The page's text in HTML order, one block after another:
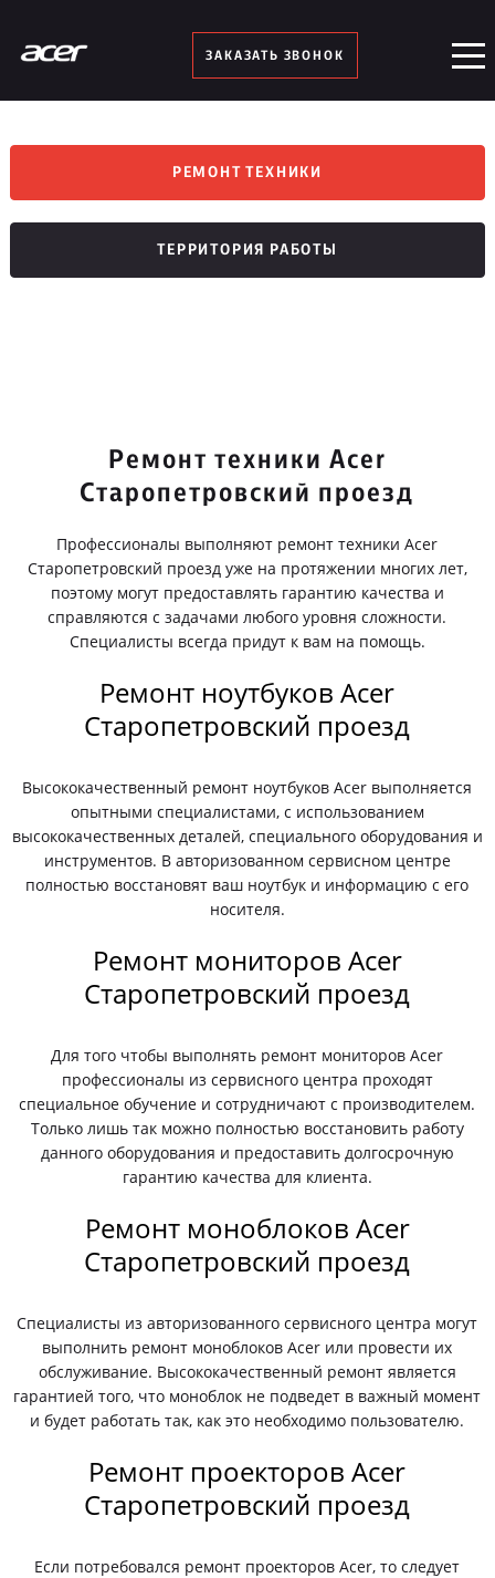
ЗАКАЗАТЬ ЗВОНОК
РЕМОНТ ТЕХНИКИ
ТЕРРИТОРИЯ РАБОТЫ
Ремонт техники Acer
Старопетровский проезд
Профессионалы выполняют ремонт техники Acer
Старопетровский проезд уже на протяжении многих лет,
поэтому могут предоставлять гарантию качества и
справляются с задачами любого уровня сложности.
Специалисты всегда придут к вам на помощь.
Ремонт ноутбуков Acer
Старопетровский проезд
Высококачественный ремонт ноутбуков Acer выполняется
опытными специалистами, с использованием
высококачественных деталей, специального оборудования и
инструментов. В авторизованном сервисном центре
полностью восстановят ваш ноутбук и информацию с его
носителя.
Ремонт мониторов Acer
Старопетровский проезд
Для того чтобы выполнять ремонт мониторов Acer
профессионалы из сервисного центра проходят
специальное обучение и сотрудничают с производителем.
Только лишь так можно полностью восстановить работу
данного оборудования и предоставить долгосрочную
гарантию качества для клиента.
Ремонт моноблоков Acer
Старопетровский проезд
Специалисты из авторизованного сервисного центра могут
выполнить ремонт моноблоков Acer или провести их
обслуживание. Высококачественный ремонт является
гарантией того, что моноблок не подведет в важный момент
и будет работать так, как это необходимо пользователю.
Ремонт проекторов Acer
Старопетровский проезд
Если потребовался ремонт проекторов Acer, то следует